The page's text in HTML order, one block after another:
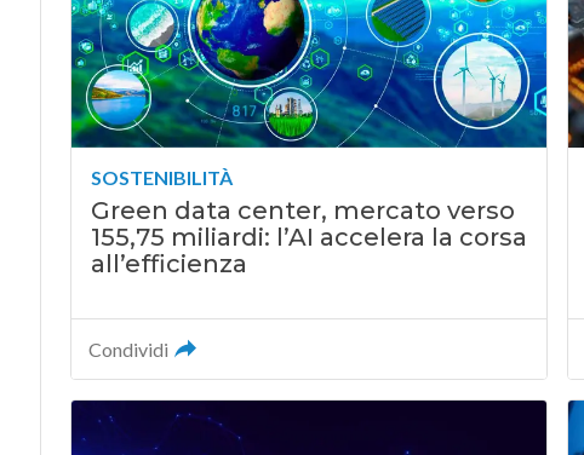
SOSTENIBILITÀ
Green data center, mercato verso
155,75 miliardi: l’AI accelera la corsa
all’efficienza
Condividi